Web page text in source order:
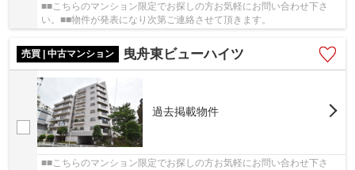
■■こちらのマンション限定でお探しの方お気軽にお問い合わせ下さ
い。■■物件が発表になり次第ご連絡させて頂きます。
売買 | 中古マンション 曳舟東ビューハイツ
過去掲載物件
■■こちらのマンション限定でお探しの方お気軽にお問い合わせ下さ